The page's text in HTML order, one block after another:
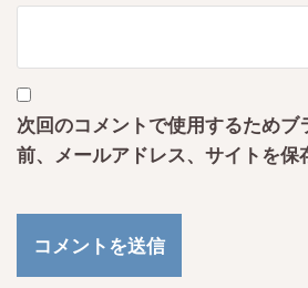
次回のコメントで使用するためブ
前、メールアドレス、サイトを保